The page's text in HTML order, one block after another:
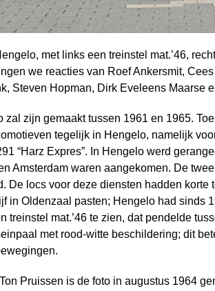
met links een treinstel mat.’46,
we reacties van Roef Ankersmit,
Steven Hopman, Dirk Eveleens Maarse
zal zijn gemaakt tussen 1961 en 1965.
tegelijk in Hengelo, namelijk
“Harz Expres”. In Hengelo werd
Amsterdam waren aangekomen. De
De locs voor deze diensten hadden korte
in Oldenzaal pasten; Hengelo had sinds
treinstel mat.’46 te zien, dat pendelde
met rood-witte beschildering; dit
Pruissen is de foto in augustus 1964